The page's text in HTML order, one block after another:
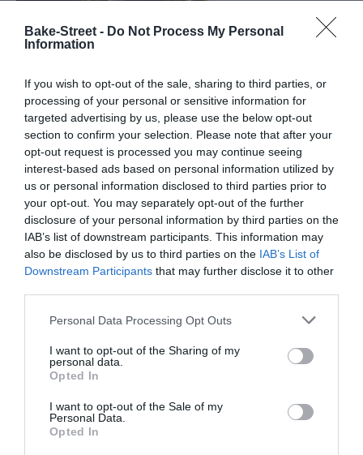
Bake-Street - Do Not Process My Personal
Information
If you wish to opt-out of the sale, sharing to third parties, or
processing of your personal or sensitive information for
targeted advertising by us, please use the below opt-out
section to confirm your selection. Please note that after your
opt-out request is processed you may continue seeing
interest-based ads based on personal information utilized by
us or personal information disclosed to third parties prior to
your opt-out. You may separately opt-out of the further
disclosure of your personal information by third parties on the
IAB’s list of downstream participants. This information may
also be disclosed by us to third parties on the IAB’s List of
Downstream Participants that may further disclose it to other
Please note that this website/app uses one or more Google
not limited to your visit or usage behaviour. You may click to
grant or deny consent to Google and its third-party tags to
use your data for below specified purposes in below Google
consent section.
Personal Data Processing Opt Outs
I want to opt-out of the Sharing of my
personal data.
Opted In
I want to opt-out of the Sale of my
Personal Data.
Opted In
Tarta de caramelo y ámbar
Mi pareja adora el caramelo y todo lo que tenga que ver con él, en
todos sus formatos, campos y aspectos. Por eso cuando le dije que
iba a preparar...
Eva 11 noviembre, 2016